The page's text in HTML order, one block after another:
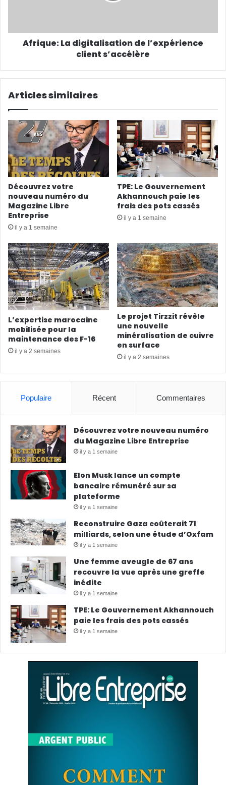
Afrique: La digitalisation de l’expérience
client s’accélère
Articles similaires
Découvrez votre
nouveau numéro du
Magazine Libre
Entreprise
il y a 1 semaine
TPE: Le Gouvernement
Akhannouch paie les
frais des pots cassés
il y a 1 semaine
L’expertise marocaine
mobilisée pour la
maintenance des F-16
il y a 2 semaines
Le projet Tirzzit révèle
une nouvelle
minéralisation de cuivre
en surface
il y a 2 semaines
Populaire Récent Commentaires
Découvrez votre nouveau numéro
du Magazine Libre Entreprise
il y a 1 semaine
Elon Musk lance un compte
bancaire rémunéré sur sa
plateforme
il y a 1 semaine
Reconstruire Gaza coûterait 71
milliards, selon une étude d’Oxfam
il y a 1 semaine
Une femme aveugle de 67 ans
recouvre la vue après une greffe
inédite
il y a 1 semaine
TPE: Le Gouvernement Akhannouch
paie les frais des pots cassés
il y a 1 semaine